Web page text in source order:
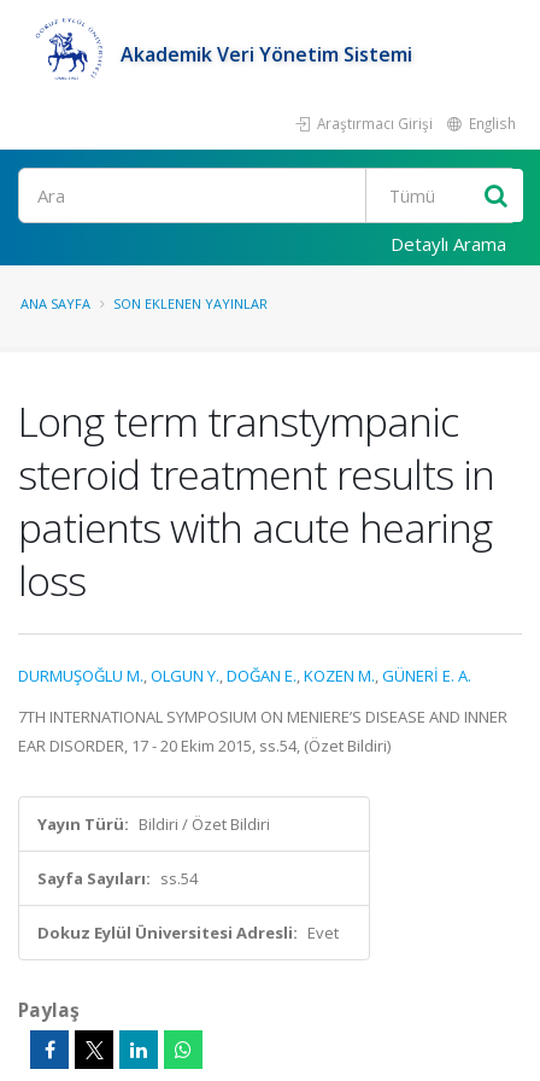
Akademik Veri Yönetim Sistemi
Araştırmacı Girişi English
Ara
Detaylı Arama
ANA SAYFA SON EKLENEN YAYINLAR
Long term transtympanic
steroid treatment results in
patients with acute hearing
loss
DURMUŞOĞLU M.,OLGUN Y.,DOĞAN E.,KOZEN M.,GÜNERİ E. A.
7TH INTERNATIONAL SYMPOSIUM ON MENIERE’S DISEASE AND INNER
EAR DISORDER, 17 - 20 Ekim 2015, ss.54, (Özet Bildiri)
Yayın Türü: Bildiri / Özet Bildiri
Sayfa Sayıları: ss.54
Dokuz Eylül Üniversitesi Adresli: Evet
Paylaş